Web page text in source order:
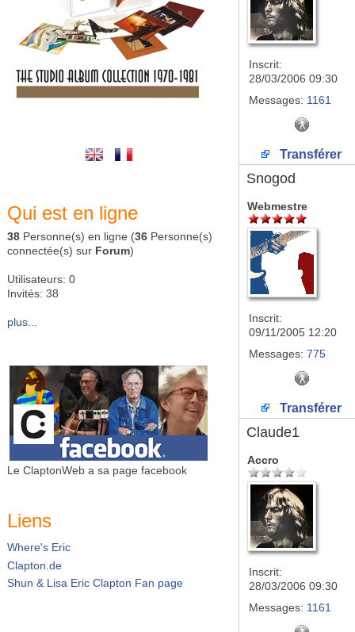
Qui est en ligne
38 Personne(s) en ligne (36 Personne(s)
connectée(s) sur Forum)
Utilisateurs: 0
Invités: 38
plus...
Le ClaptonWeb a sa page facebook
Liens
Where's Eric
Clapton.de
Shun & Lisa Eric Clapton Fan page
Inscrit:
28/03/2006 09:30
Messages: 1161
Transférer
Snogod
Webmestre
Inscrit:
09/11/2005 12:20
Messages: 775
Transférer
Claude1
Accro
Inscrit:
28/03/2006 09:30
Messages: 1161